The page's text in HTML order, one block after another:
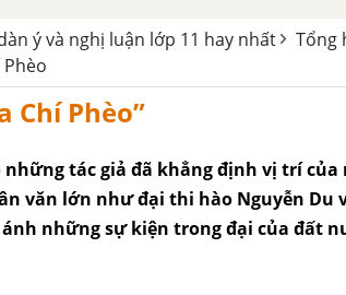
ý và nghị luận lớp 11 hay nhất
Tổng
Chí Phèo”
những tác giả đã khẳng định vị trí của
văn lớn như đại thi hào Nguyễn Du
ánh những sự kiện trong đại của đất